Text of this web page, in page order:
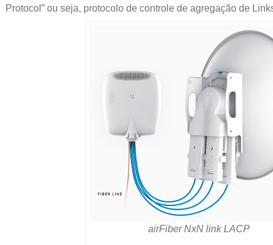
Protocol” ou seja, protocolo de controle de agregação de
airFiber NxN link LACP